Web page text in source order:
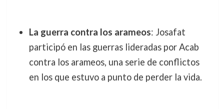
La guerra contra los arameos: Josafat
participó en las guerras lideradas por Acab
contra los arameos, una serie de conflictos
en los que estuvo a punto de perder la vida.